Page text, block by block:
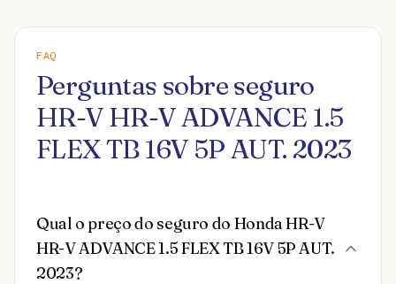
FAQ
Perguntas sobre seguro
HR-V HR-V ADVANCE 1.5
FLEX TB 16V 5P AUT. 2023
Qual o preço do seguro do Honda HR-V
HR-V ADVANCE 1.5 FLEX TB 16V 5P AUT.
2023?